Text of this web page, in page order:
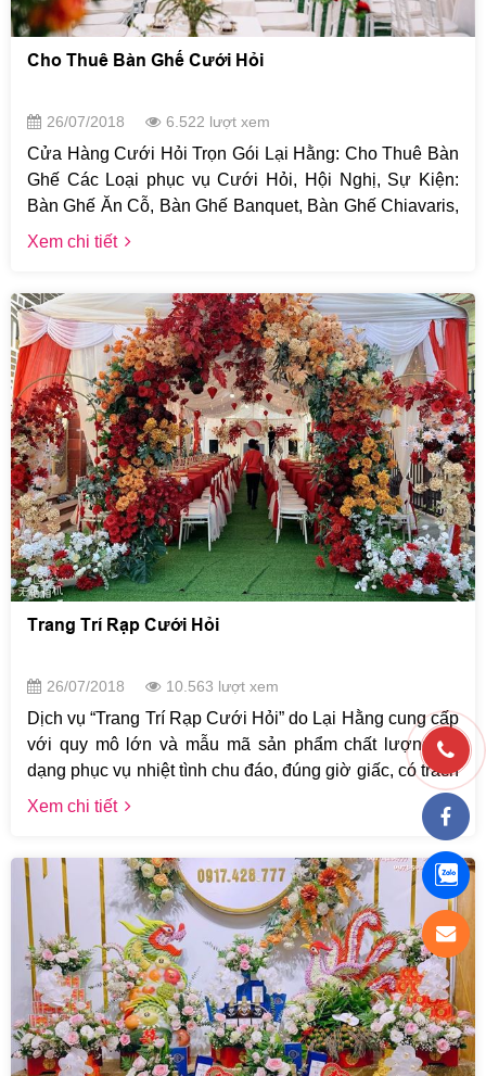
Cho Thuê Bàn Ghế Cưới Hỏi
26/07/2018 6.522 lượt xem
Cửa Hàng Cưới Hỏi Trọn Gói Lại Hằng: Cho Thuê Bàn
Ghế Các Loại phục vụ Cưới Hỏi, Hội Nghị, Sự Kiện:
Bàn Ghế Ăn Cỗ, Bàn Ghế Banquet, Bàn Ghế Chiavaris,
Bàn Ghế Chameleon, Bàn Ghế Crossback... kết hợp
Xem chi tiết
Trang Trí Rạp Cưới Hỏi
26/07/2018 10.563 lượt xem
Dịch vụ “Trang Trí Rạp Cưới Hỏi” do Lại Hằng cung cấp
với quy mô lớn và mẫu mã sản phẩm chất lượng đa
dạng phục vụ nhiệt tình chu đáo, đúng giờ giấc, có trách
nhiệm, luôn đảm bảo tính cạnh tranh về giá cả và hình
Quý khách có thể liên hệ trực tiếp tới Cưới Hỏi Lại
Hằng SĐT hotline/Zalo Lại Hằng 0973.500.777 Hoặc
0917.428.777 để được tư vấn chi tiết hơn nhé. Lại
Hằng xin chân thành cảm ơn quý khách.
Xem chi tiết